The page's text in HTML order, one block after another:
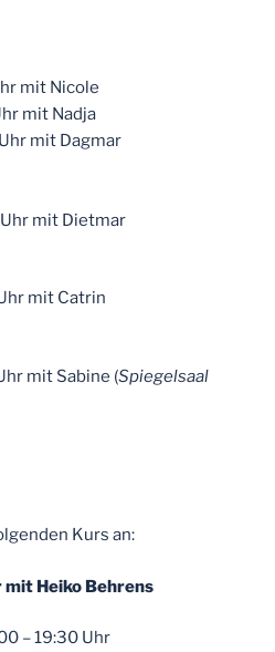
mit Nicole
mit Nadja
mit Dagmar
mit Dietmar
mit Catrin
mit Sabine (Spiegelsaal
Kurs an:
mit Heiko Behrens
– 19:30 Uhr